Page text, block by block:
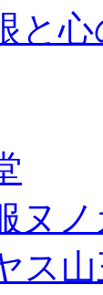
と
ヌノ
ス